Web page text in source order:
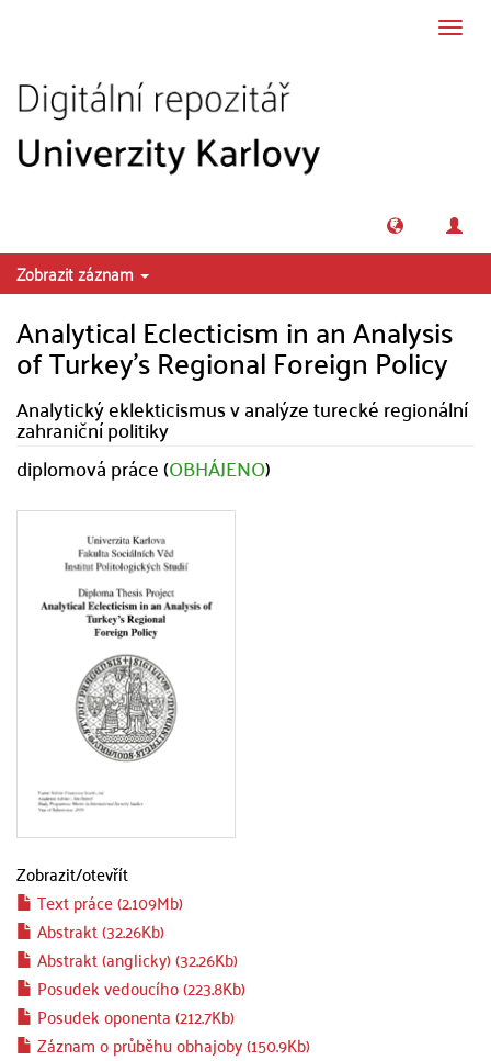
Zobrazit záznam
Analytical Eclecticism in an Analysis
of Turkey's Regional Foreign Policy
Analytický eklekticismus v analýze turecké regionální
zahraniční politiky
diplomová práce (OBHÁJENO)
Zobrazit/otevřít
Text práce (2.109Mb)
Abstrakt (32.26Kb)
Abstrakt (anglicky) (32.26Kb)
Posudek vedoucího (223.8Kb)
Posudek oponenta (212.7Kb)
Záznam o průběhu obhajoby (150.9Kb)